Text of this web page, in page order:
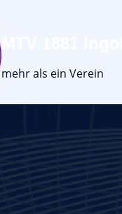
MTV 1881
mehr als ein Verein